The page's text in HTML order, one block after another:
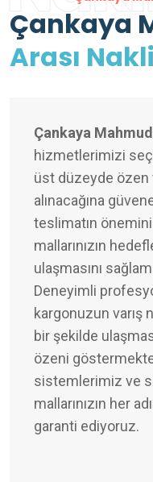
Çankaya
Arası
Çankaya
hizmetlerimizi
üst düzeyde özen
alınacağına
teslimatın
mallarınızın
ulaşmasını
Deneyimli
kargonuzun varış
bir şekilde
özeni
sistemlerimiz ve
mallarınızın her
garanti ediyoruz.